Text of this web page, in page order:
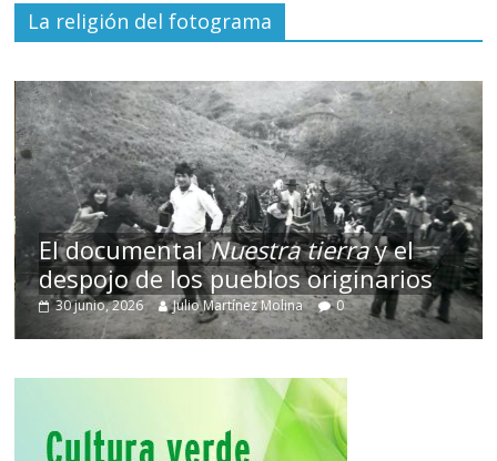
La religión del fotograma
El documentalNuestra tierray el
despojo de los pueblos originarios
30 junio, 2026 Julio Martínez Molina 0